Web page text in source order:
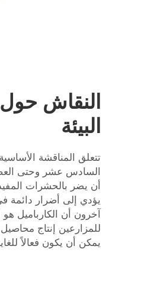
النقاش حول
البيئة
تتعلق المناقشة
السادس عشر وحتى
أن يضر بالحشرات
يؤدي إلى أضرار دائمة
آخرون أن الكارباميل
للمزارعين إنتاج
يمكن أن يكون فعالاً